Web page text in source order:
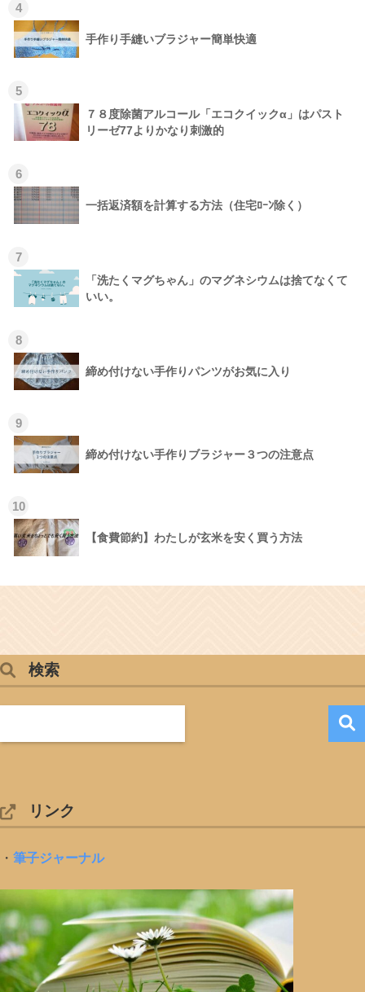
4
手作り手縫いブラジャー簡単快適
5
７８度除菌アルコール「エコクイックα」はパスト
リーゼ77よりかなり刺激的
6
一括返済額を計算する方法（住宅ﾛｰﾝ除く）
7
「洗たくマグちゃん」のマグネシウムは捨てなくて
いい。
8
締め付けない手作りパンツがお気に入り
9
締め付けない手作りブラジャー３つの注意点
10
【食費節約】わたしが玄米を安く買う方法
検索
リンク
・ 筆子ジャーナル